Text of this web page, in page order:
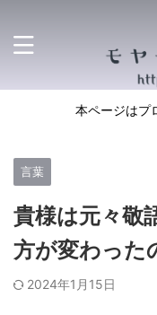
本ページはプ
言葉
貴様は元々敬
方が変わった
2024年1月15日